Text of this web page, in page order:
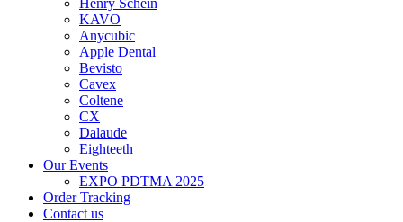
Henry Schein
KAVO
Anycubic
Apple Dental
Bevisto
Cavex
Coltene
CX
Dalaude
Eighteeth
Our Events
EXPO PDTMA 2025
Order Tracking
Contact us